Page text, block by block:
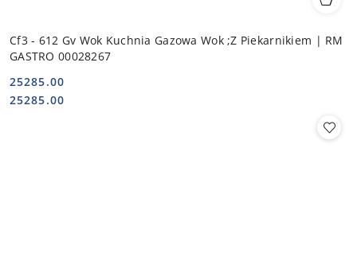
Cf3 - 612 Gv Wok Kuchnia Gazowa Wok ;Z Piekarnikiem | RM
GASTRO 00028267
Cena:
25285.00
Cena:
25285.00